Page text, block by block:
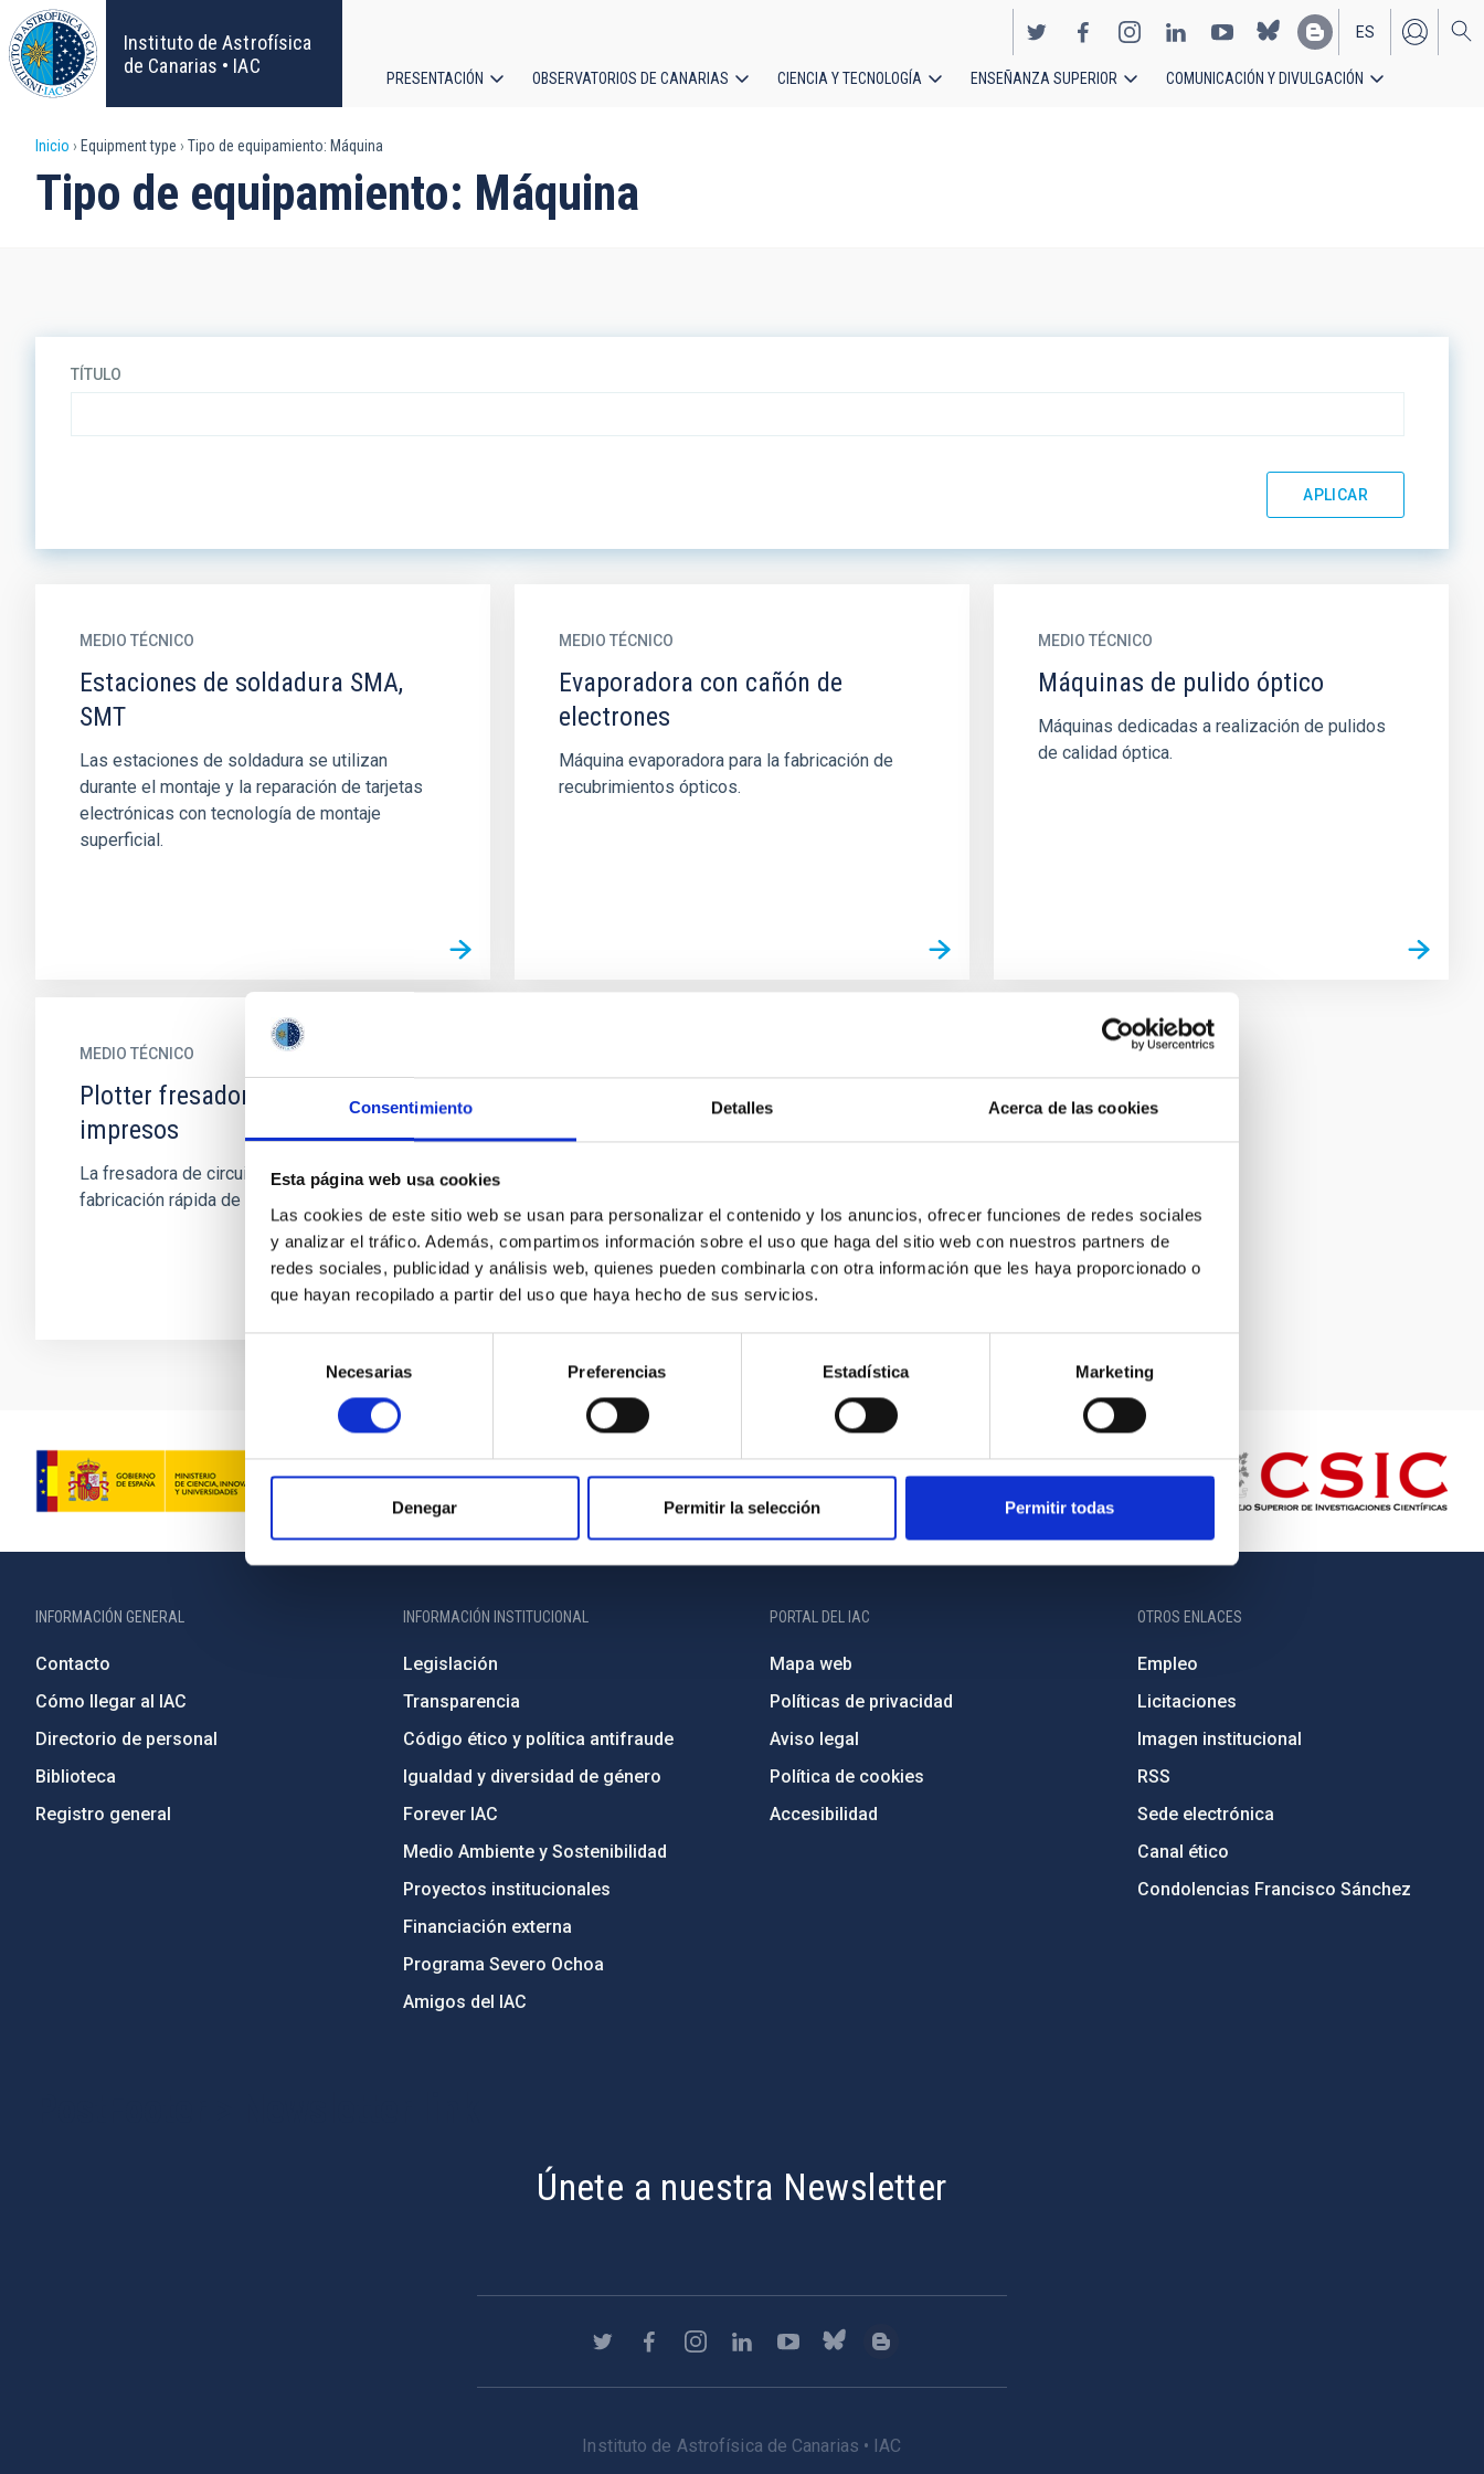
Consentimiento Detalles Acerca de las cookies
Esta página web usa cookies
Las cookies de este sitio web se usan para personalizar el contenido y los anuncios, ofrecer funciones de redes sociales
y analizar el tráfico. Además, compartimos información sobre el uso que haga del sitio web con nuestros partners de
redes sociales, publicidad y análisis web, quienes pueden combinarla con otra información que les haya proporcionado o
que hayan recopilado a partir del uso que haya hecho de sus servicios.
consentimiento
Necesarias Preferencias Estadística Marketing
Denegar Permitir la selección Permitir todas
Pasar
al
contenido
principal
Instituto de Astrofísica
de Canarias • IAC
EN
ES
principal
PRESENTACIÓN OBSERVATORIOS DE CANARIAS CIENCIA Y TECNOLOGÍA ENSEÑANZA SUPERIOR COMUNICACIÓN Y DIVULGACIÓN
Sobrescribir
enlaces
Inicio Equipment type Tipo de equipamiento: Máquina
Tipo de equipamiento: Máquina
TÍTULO
MEDIO TÉCNICO
Estaciones de soldadura SMA,
SMT
Las estaciones de soldadura se utilizan
durante el montaje y la reparación de tarjetas
electrónicas con tecnología de montaje
superficial.
MEDIO TÉCNICO
Evaporadora con cañón de
electrones
Máquina evaporadora para la fabricación de
recubrimientos ópticos.
MEDIO TÉCNICO
Máquinas de pulido óptico
Máquinas dedicadas a realización de pulidos
de calidad óptica.
MEDIO TÉCNICO
Plotter fresadora para circuitos
impresos
La fresadora de circuitos impresos permite la
fabricación rápida de tarjetas de prototipos.
INFORMACIÓN GENERAL
Contacto
Cómo llegar al IAC
Directorio de personal
Biblioteca
Registro general
INFORMACIÓN INSTITUCIONAL
Legislación
Transparencia
Código ético y política antifraude
Igualdad y diversidad de género
Forever IAC
Medio Ambiente y Sostenibilidad
Proyectos institucionales
Financiación externa
Programa Severo Ochoa
Amigos del IAC
PORTAL DEL IAC
Mapa web
Políticas de privacidad
Aviso legal
Política de cookies
Accesibilidad
OTROS ENLACES
Empleo
Licitaciones
Imagen institucional
RSS
Sede electrónica
Canal ético
Condolencias Francisco Sánchez
Únete a nuestra Newsletter
Instituto de Astrofísica de Canarias • IAC